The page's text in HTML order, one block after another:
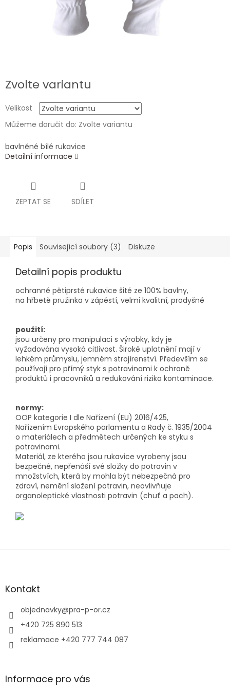
Zvolte variantu
Velikost
Můžeme doručit do: Zvolte variantu
bavlněné bílé rukavice
Detailní informace
ZEPTAT SE SDÍLET
Popis Související soubory (3) Diskuze
Detailní popis produktu
ochranné pětiprsté rukavice šité ze 100% bavlny,
na hřbetě pružinka v zápěstí, velmi kvalitní, prodyšné
použití:
jsou určeny pro manipulaci s výrobky, kdy je
vyžadována vysoká citlivost. Široké uplatnění mají v
lehkém průmyslu, jemném strojírenství. Především se
používají pro přímý styk s potravinami k ochraně
produktů i pracovníků a redukování rizika kontaminace.
normy:
OOP kategorie I dle Nařízení (EU) 2016/425,
Nařízením Evropského parlamentu a Rady č. 1935/2004
o materiálech a předmětech určených ke styku s
potravinami.
Materiál, ze kterého jsou rukavice vyrobeny jsou
bezpečné, nepřenáší své složky do potravin v
množstvích, která by mohla být nebezpečná pro
zdraví, nemění složení potravin, neovlivňuje
organoleptické vlastnosti potravin (chuť a pach).
Z
aKontakt
objednavky@pra-p-or.cz
+420 725 890 513
reklamace +420 777 744 087
Informace pro vás